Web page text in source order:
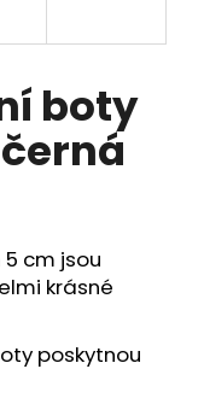
boty
cm jsou
krásné
poskytnou